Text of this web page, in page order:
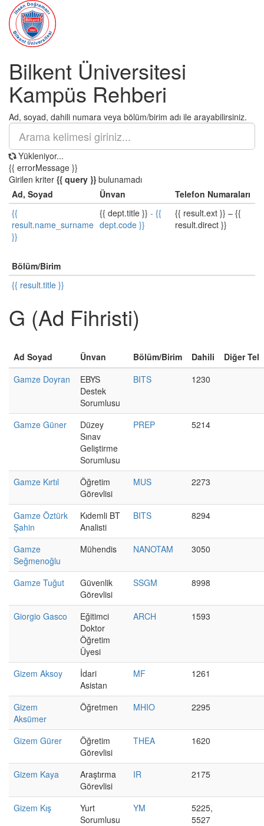
Bilkent Üniversitesi
Kampüs Rehberi
Ad, soyad, dahili numara veya bölüm/birim adı ile arayabilirsiniz.
Yükleniyor...
{{ errorMessage }}
Girilen kriter {{ query }} bulunamadı
Ad, Soyad
Ünvan
Telefon Numaraları
{{
result.name_surname
}}
{{ dept.title }} - {{
dept.code }}
{{ result.ext }} – {{
result.direct }}
Bölüm/Birim
{{ result.title }}
G (Ad Fihristi)
Ad Soyad Ünvan Bölüm/Birim Dahili
Diğer Tel
Gamze Doyran
EBYS
Destek
Sorumlusu
BITS 1230
Gamze Güner
Düzey
Sınav
Geliştirme
Sorumlusu
PREP 5214
Gamze Kırtıl
Öğretim
Görevlisi
MUS 2273
Gamze Öztürk
Şahin
Kıdemli BT
Analisti
BITS 8294
Gamze
Seğmenoğlu
Mühendis NANOTAM 3050
Gamze Tuğut
Güvenlik
Görevlisi
SSGM 8998
Giorgio Gasco
Eğitimci
Doktor
Öğretim
Üyesi
ARCH 1593
Gizem Aksoy
İdari
Asistan
MF 1261
Gizem
Aksümer
Öğretmen MHIO 2295
Gizem Gürer
Öğretim
Görevlisi
THEA 1620
Gizem Kaya
Araştırma
Görevlisi
IR 2175
Gizem Kış
Yurt
Sorumlusu
YM
5225,
5527